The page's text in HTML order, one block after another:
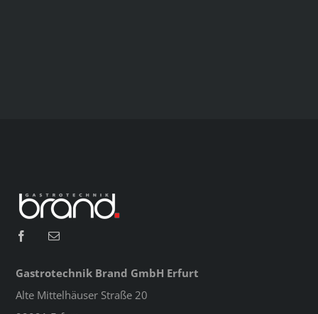
Gastrotechnik Brand GmbH Erfurt
Alte Mittelhäuser Straße 20